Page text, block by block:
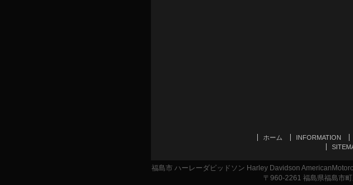
ホーム INFORMATION
福島市 ハーレーダビッドソン Harley Davidson
〒960-2261 福島県福島市